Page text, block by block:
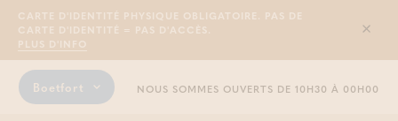
CARTE D'IDENTITÉ PHYSIQUE OBLIGATOIRE. PAS DE
CARTE D'IDENTITÉ = PAS D'ACCÈS.
PLUS D'INFO
Sluit
Boetfort NOUS SOMMES OUVERTS DE 10H30 À 00H00